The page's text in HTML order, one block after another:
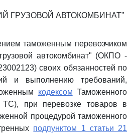
ГРУЗОВОЙ АВТОКОМБИНАТ"
таможенным перевозчиком
автокомбинат" (ОКПО -
своих обязанностей по
и выполнению требований,
кодексом Таможенного
при перевозке товаров в
процедурой таможенного
подпунктом 1 статьи 21